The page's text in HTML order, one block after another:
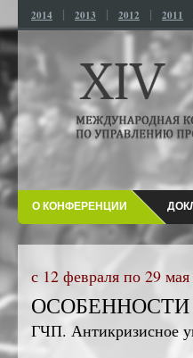
2014 | 2013 | 2012 | 2011
О КОНФЕРЕНЦИИ
с 12 февраля по 29 мая
ГЧП. Антикризисное